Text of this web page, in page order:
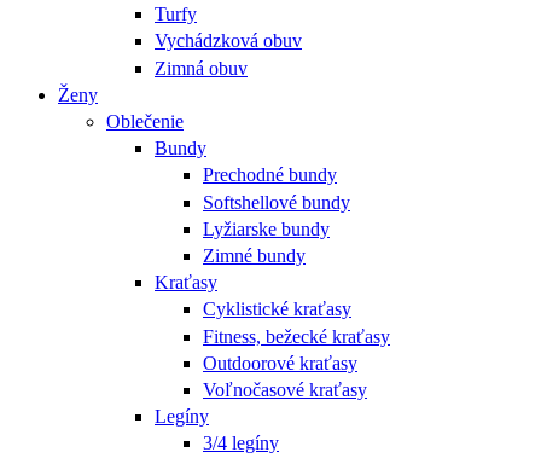
Turfy
Vychádzková obuv
Zimná obuv
Ženy
Oblečenie
Bundy
Prechodné bundy
Softshellové bundy
Lyžiarske bundy
Zimné bundy
Kraťasy
Cyklistické kraťasy
Fitness, bežecké kraťasy
Outdoorové kraťasy
Voľnočasové kraťasy
Legíny
3/4 legíny